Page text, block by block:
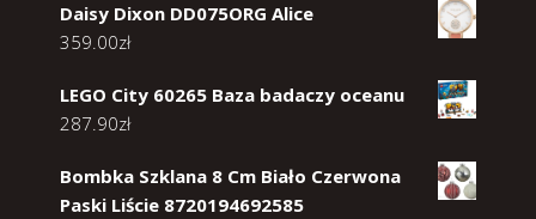
Daisy Dixon DD075ORG Alice
359.00zł
LEGO City 60265 Baza badaczy oceanu
287.90zł
Bombka Szklana 8 Cm Biało Czerwona
Paski Liście 8720194692585